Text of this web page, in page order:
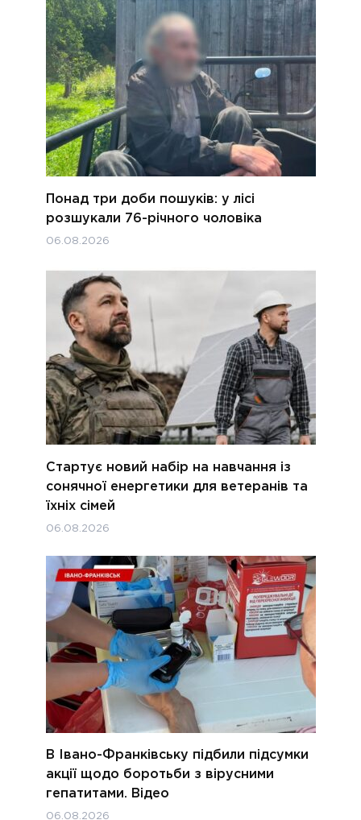
Понад три доби пошуків: у лісі
розшукали 76-річного чоловіка
06.08.2026
Стартує новий набір на навчання із
сонячної енергетики для ветеранів та
їхніх сімей
06.08.2026
В Івано-Франківську підбили підсумки
акції щодо боротьби з вірусними
гепатитами. Відео
06.08.2026